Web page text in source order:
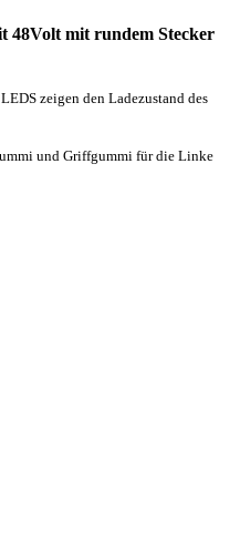
48Volt mit rundem Stecker
zeigen den Ladezustand des
und Griffgummi für die Linke